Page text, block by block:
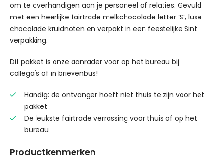
om te overhandigen aan je personeel of relaties. Gevuld
met een heerlijke fairtrade melkchocolade letter ‘S’, luxe
chocolade kruidnoten en verpakt in een feestelijke Sint
verpakking.
Dit pakket is onze aanrader voor op het bureau bij
collega's of in brievenbus!
Handig: de ontvanger hoeft niet thuis te zijn voor het
pakket
De leukste fairtrade verrassing voor thuis of op het
bureau
Productkenmerken